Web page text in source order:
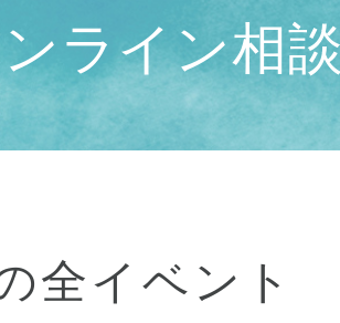
ライン相
の全イベント